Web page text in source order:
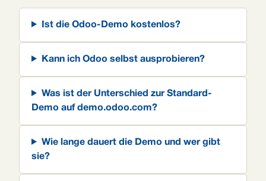
Ist die Odoo-Demo kostenlos?
Kann ich Odoo selbst ausprobieren?
Was ist der Unterschied zur Standard-
Demo auf demo.odoo.com?
Wie lange dauert die Demo und wer gibt
sie?